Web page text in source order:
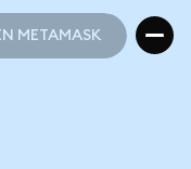
METAMASK